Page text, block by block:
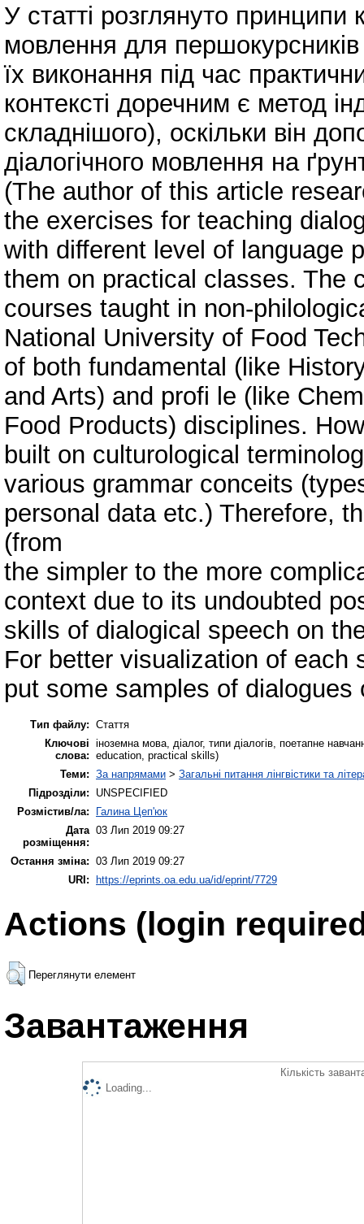
У статті розглянуто принципи
мовлення для першокурсників
їх виконання під час
контексті доречним є метод
складнішого), оскільки він
діалогічного мовлення на
(The author of this article
the exercises for teaching
with different level of language
them on practical classes. The
courses taught in non-
National University of Food
of both fundamental (like
and Arts) and profi le (like
Food Products) disciplines.
built on culturological
various grammar conceits
personal data etc.) Therefore,
(from
the simpler to the more
context due to its undoubted
skills of dialogical speech on
For better visualization of each
put some samples of dialogues
Тип файлу: Стаття
Ключові
слова:
іноземна мова, діалог, типи діалогів, поетапне
education, practical skills)
Теми: За напрямами > Загальні питання лінгвістики та
Підрозділи:
UNSPECIFIED
Розмістив/ла:
Галина Цеп'юк
Дата
розміщення:
03 Лип 2019 09:27
Остання зміна: 03 Лип 2019 09:27
URI: https://eprints.oa.edu.ua/id/eprint/7729
Actions (login
Переглянути елемент
Завантаження
Кількість
Loading...